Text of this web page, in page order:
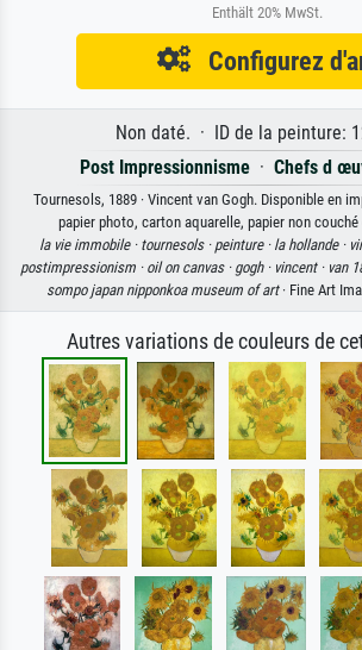
Enthält 20% MwSt.
Configurez
Non daté. · ID de la peinture:
Post Impressionnisme· Chefs d
Tournesols, 1889 · Vincent van Gogh. Disponible en
papier photo, carton aquarelle, papier non
la vie immobile · tournesols · peinture · la hollande ·
postimpressionism · oil on canvas · gogh · vincent · van
sompo japan nipponkoa museum of art· Fine Art
Autres variations de couleurs de